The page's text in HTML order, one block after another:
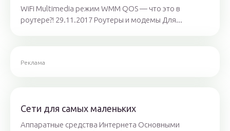
WiFi Multimedia режим WMM QOS — что это в
роутере?! 29.11.2017 Роутеры и модемы Для...
Реклама
Сети для самых маленьких
Аппаратные средства Интернета Основными